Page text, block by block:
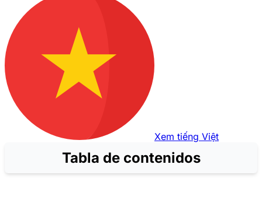
Xem tiếng Việt
Tabla de contenidos